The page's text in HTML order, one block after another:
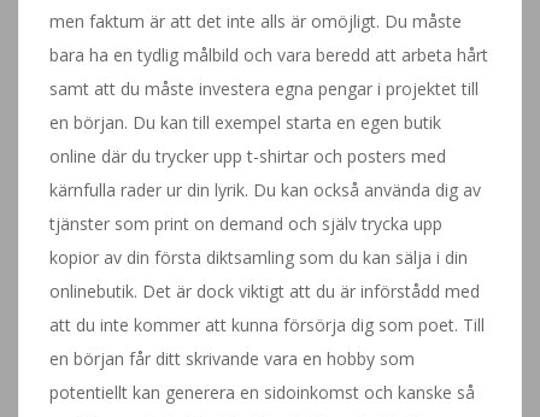
men faktum är att det inte alls är omöjligt. Du måste
bara ha en tydlig målbild och vara beredd att arbeta hårt
samt att du måste investera egna pengar i projektet till
en början. Du kan till exempel starta en egen butik
online där du trycker upp t-shirtar och posters med
kärnfulla rader ur din lyrik. Du kan också använda dig av
tjänster som print on demand och själv trycka upp
kopior av din första diktsamling som du kan sälja i din
onlinebutik. Det är dock viktigt att du är införstådd med
att du inte kommer att kunna försörja dig som poet. Till
en början får ditt skrivande vara en hobby som
potentiellt kan generera en sidoinkomst och kanske så